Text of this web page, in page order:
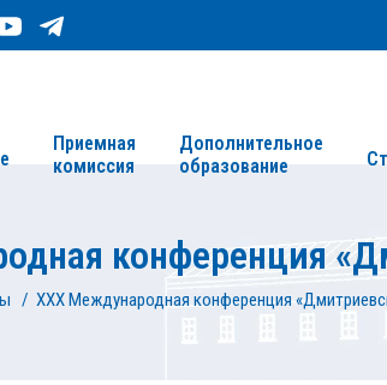
Приемная
комиссия
Дополнительное
образование
конференция
/ XXX Международная конференция